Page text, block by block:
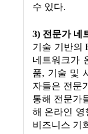
수 있다.
3) 전문가 네
기술 기반의
네트워크가
품, 기술 및
자들은 전문
통해 전문가
해 온라인 영
비즈니스 기